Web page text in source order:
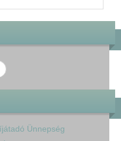
Ünnepség